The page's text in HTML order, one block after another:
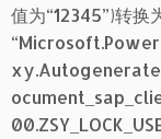
值为“12345”)转换